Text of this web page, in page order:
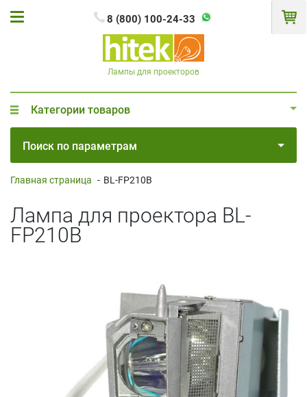
8 (800) 100-24-33
Лампы для проекторов
Категории товаров
Поиск по параметрам
Главная страница - BL-FP210B
Лампа для проектора BL-
FP210B